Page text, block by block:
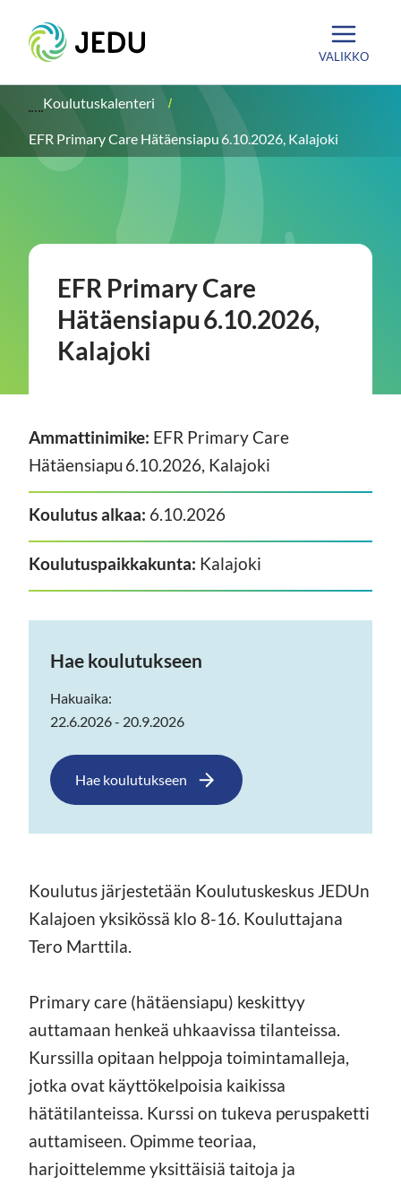
sisältöön
Etusivu
VALIKKO
Koulutuskalenteri
EFR Primary Care Hätäensiapu 6.10.2026, Kalajoki
EFR Primary Care
Hätäensiapu 6.10.2026,
Kalajoki
Ammattinimike: EFR Primary Care
Hätäensiapu 6.10.2026, Kalajoki
Koulutus alkaa: 6.10.2026
Koulutuspaikkakunta: Kalajoki
Hae koulutukseen
Hakuaika:
22.6.2026 - 20.9.2026
Hae koulutukseen
Koulutus järjestetään Koulutuskeskus JEDUn
Kalajoen yksikössä klo 8-16. Kouluttajana
Tero Marttila.
Primary care (hätäensiapu) keskittyy
auttamaan henkeä uhkaavissa tilanteissa.
Kurssilla opitaan helppoja toimintamalleja,
jotka ovat käyttökelpoisia kaikissa
hätätilanteissa. Kurssi on tukeva peruspaketti
auttamiseen. Opimme teoriaa,
harjoittelemme yksittäisiä taitoja ja